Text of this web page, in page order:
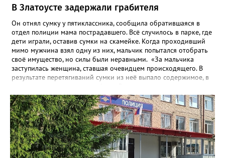
В Златоусте задержали грабителя
Он отнял сумку у пятиклассника, сообщила обратившаяся в
отдел полиции мама пострадавшего. Всё случилось в парке, где
дети играли, оставив сумки на скамейке. Когда проходивший
мимо мужчина взял одну из них, мальчик попытался отобрать
своё имущество, но силы были неравными. «За мальчика
заступилась женщина, ставшая очевидцем происходящего. В
результате перетягиваний сумки из неё выпало содержимое, в
один из них, но грабитель отобрал у неё аппарат, поднял
второй и убежал. Впоследствии от сумки он избавился, а
сотовые присвоил», - рассказали в златоустовском ОМВД.
Подозреваемого сотрудники уголовного розыска задержали
по горячим следам. Ранее судимый, без определённого места
жительства и нигде не работающий 43-летний гражданин
водворён в изолятор временного содержания. Уголовное дело